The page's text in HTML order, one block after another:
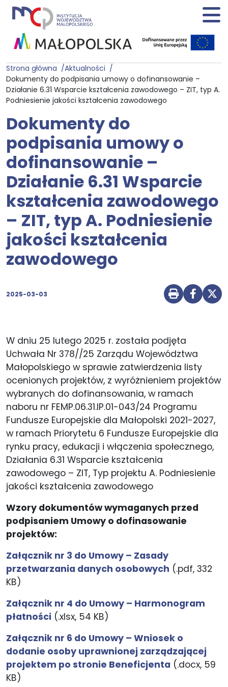
Strona główna
Aktualności
Dokumenty do podpisania umowy o dofinansowanie –
Działanie 6.31 Wsparcie kształcenia zawodowego – ZIT, typ A.
Podniesienie jakości kształcenia zawodowego
Dokumenty do
podpisania umowy o
dofinansowanie –
Działanie 6.31 Wsparcie
kształcenia zawodowego
– ZIT, typ A. Podniesienie
jakości kształcenia
zawodowego
2025-03-03 Drukuj
W dniu 25 lutego 2025 r. została podjęta
Uchwała Nr 378//25 Zarządu Województwa
Małopolskiego w sprawie zatwierdzenia listy
ocenionych projektów, z wyróżnieniem projektów
wybranych do dofinansowania, w ramach
naboru nr FEMP.06.31.IP.01-043/24 Programu
Fundusze Europejskie dla Małopolski 2021-2027,
w ramach Priorytetu 6 Fundusze Europejskie dla
rynku pracy, edukacji i włączenia społecznego,
Działania 6.31 Wsparcie kształcenia
zawodowego – ZIT, Typ projektu A. Podniesienie
jakości kształcenia zawodowego
Wzory dokumentów wymaganych przed
podpisaniem Umowy o dofinasowanie
projektów:
Załącznik nr 3 do Umowy – Zasady
przetwarzania danych osobowych (.pdf, 332
KB)
Załącznik nr 4 do Umowy – Harmonogram
płatności (.xlsx, 54 KB)
Załącznik nr 6 do Umowy – Wniosek o
dodanie osoby uprawnionej zarządzającej
projektem po stronie Beneficjenta (.docx, 59
KB)